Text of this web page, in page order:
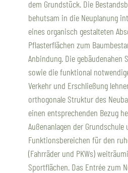
dem Grundstück. Die
behutsam in die Neuplanung
eines organisch gestalteten
Pflasterflächen zum
Anbindung. Die gebäudenahen
sowie die funktional
Verkehr und Erschließung
orthogonale Struktur des
einen entsprechenden Bezug
Außenanlagen der Grundschule
Funktionsbereichen für den
(Fahrräder und PKWs)
Sportflächen. Das Entrée zum